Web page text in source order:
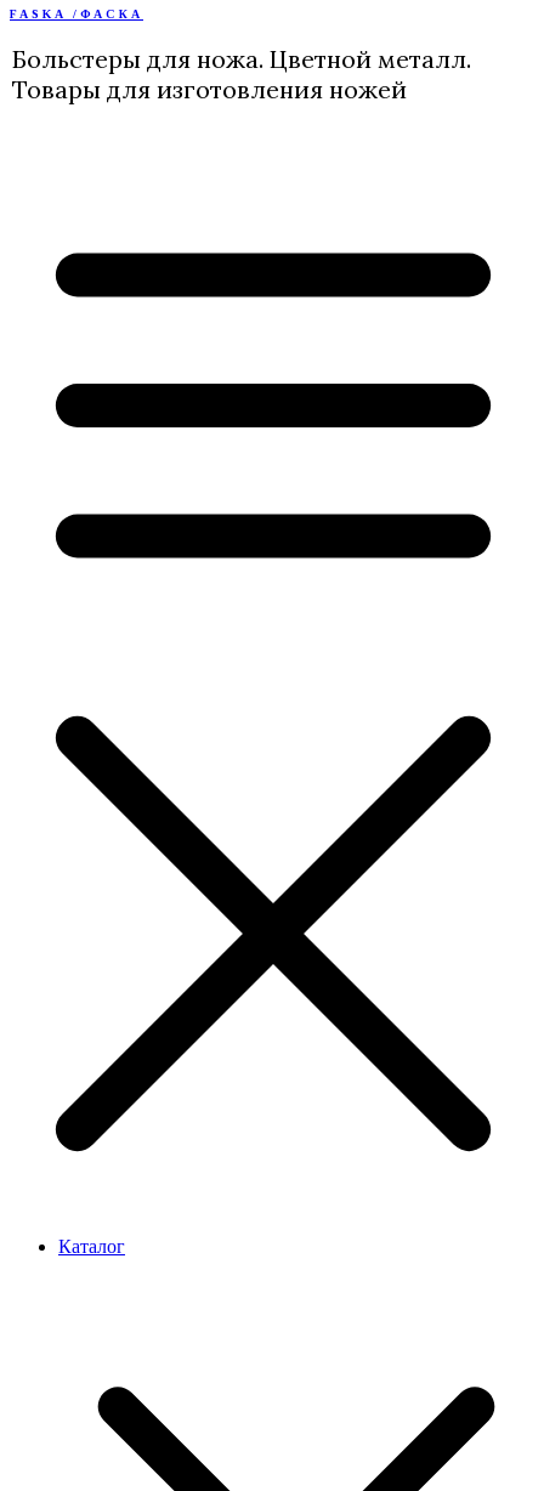
Перейти
содержимому
FASKA /ФАСКА
Больстеры для ножа. Цветной металл.
Товары для изготовления ножей
Каталог